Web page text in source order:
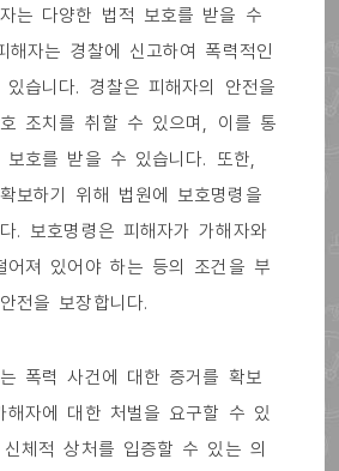
는 다양한 법적 보호를 받을 수
해자는 경찰에 신고하여 폭력적인
습니다. 경찰은 피해자의 안전을
조치를 취할 수 있으며, 이를 통
호를 받을 수 있습니다. 또한,
보하기 위해 법원에 보호명령을
. 보호명령은 피해자가 가해자와
어져 있어야 하는 등의 조건을 부
전을 보장합니다.
폭력 사건에 대한 증거를 확보
해자에 대한 처벌을 요구할 수 있
체적 상처를 입증할 수 있는 의